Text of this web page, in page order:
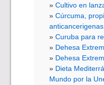
Cultivo en
Cúrcuma,
anticancerigenas
Curuba para
Dehesa
Dehesa
Dieta
Mundo por la